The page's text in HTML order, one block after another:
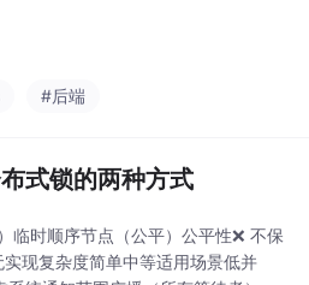
#后端
式锁的两种方式
临时顺序节点（公平）公平性❌ 不保
现复杂度简单中等适用场景低并